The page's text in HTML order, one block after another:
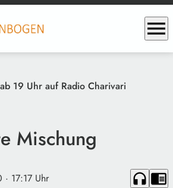
menu
19 Uhr auf Radio Charivari
Mischung
· 17:17 Uhr headphones chrome_reader_mode